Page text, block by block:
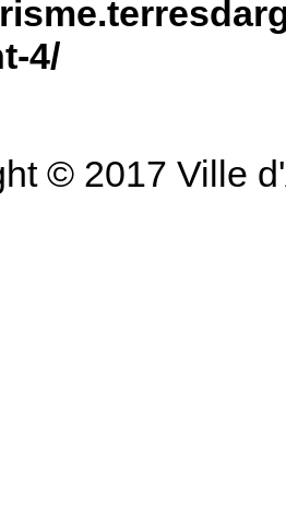
4/
© 2017 Ville